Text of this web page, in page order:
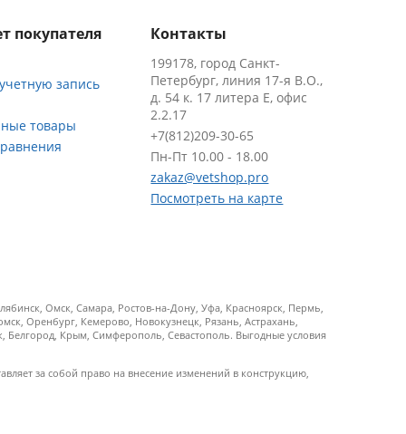
покупателя
запись
товары
Контакты
199178, город Санкт-
Петербург, линия 17-я В.О.,
д. 54 к. 17 литера Е, офис
2.2.17
+7(812)209-30-65
Пн-Пт 10.00 - 18.00
zakaz@vetshop.pro
Посмотреть на карте
Омск, Самара, Ростов-на-Дону, Уфа, Красноярск, Пермь,
Оренбург, Кемерово, Новокузнецк, Рязань, Астрахань,
Белгород, Крым, Симферополь, Севастополь. Выгодные условия
за собой право на внесение изменений в конструкцию,